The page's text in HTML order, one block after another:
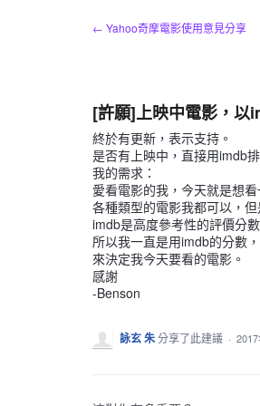
← Yahoo奇摩電影使用意見分享
[許願]上映中電影，以
終於有更新，表示支持。
是否有上映中，直接用imdb
我的需求：
愛看電影的我，今天就是想
各種類型的電影我都可以，但
imdb是高度參考性的評價分數
所以我一直是用imdb的分數
來決定我今天要看的電影。
感謝
-Benson
詠玄 朱分享了此建議 ·